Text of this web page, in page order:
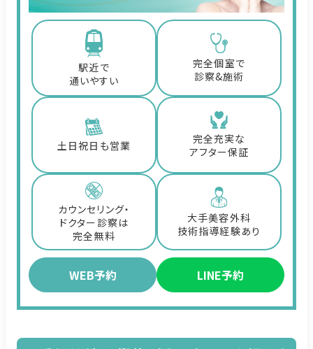
駅近で
通いやすい
完全個室で
診察&施術
土日祝日も営業
完全充実な
アフター保証
カウンセリング・
ドクター診察は
完全無料
大手美容外科
技術指導経験あり
WEB予約 LINE予約